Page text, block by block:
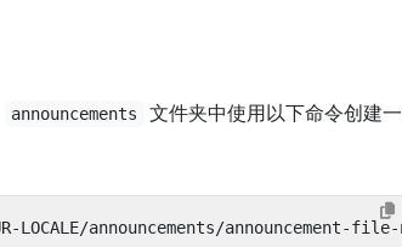
announcements
文件夹中使用以下命令创建一